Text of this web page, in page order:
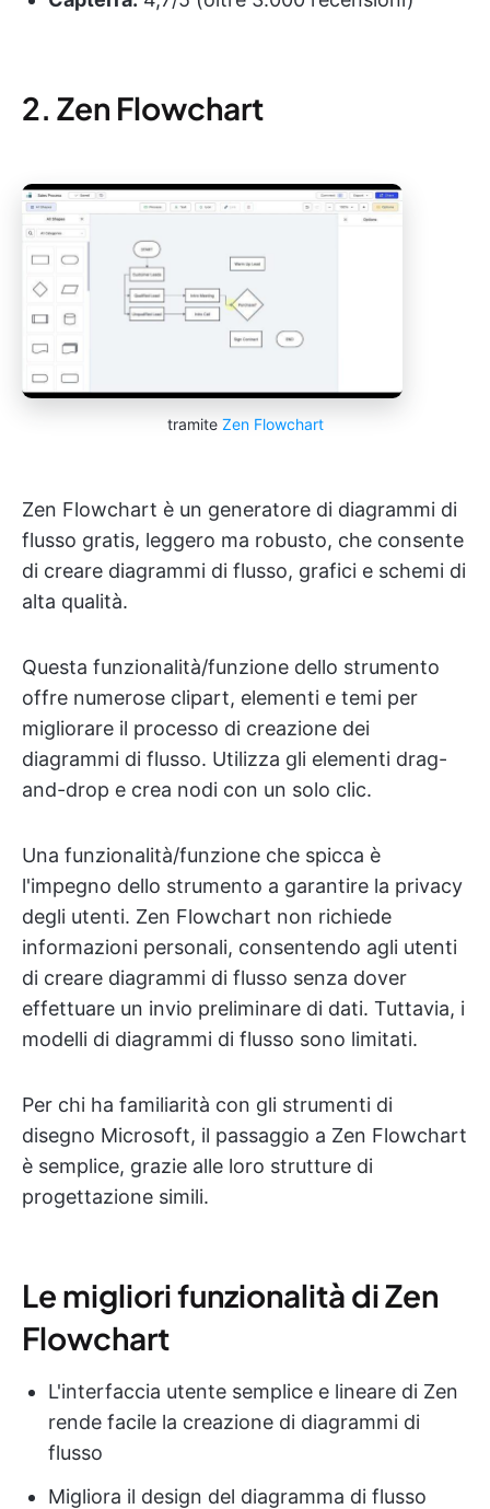
2. Zen Flowchart
tramite Zen Flowchart
Zen Flowchart è un generatore di diagrammi di
flusso gratis, leggero ma robusto, che consente
di creare diagrammi di flusso, grafici e schemi di
alta qualità.
Questa funzionalità/funzione dello strumento
offre numerose clipart, elementi e temi per
migliorare il processo di creazione dei
diagrammi di flusso. Utilizza gli elementi drag-
and-drop e crea nodi con un solo clic.
Una funzionalità/funzione che spicca è
l'impegno dello strumento a garantire la privacy
degli utenti. Zen Flowchart non richiede
informazioni personali, consentendo agli utenti
di creare diagrammi di flusso senza dover
effettuare un invio preliminare di dati. Tuttavia, i
modelli di diagrammi di flusso sono limitati.
Per chi ha familiarità con gli strumenti di
disegno Microsoft, il passaggio a Zen Flowchart
è semplice, grazie alle loro strutture di
progettazione simili.
Le migliori funzionalità di Zen
Flowchart
L'interfaccia utente semplice e lineare di Zen
rende facile la creazione di diagrammi di
flusso
Migliora il design del diagramma di flusso